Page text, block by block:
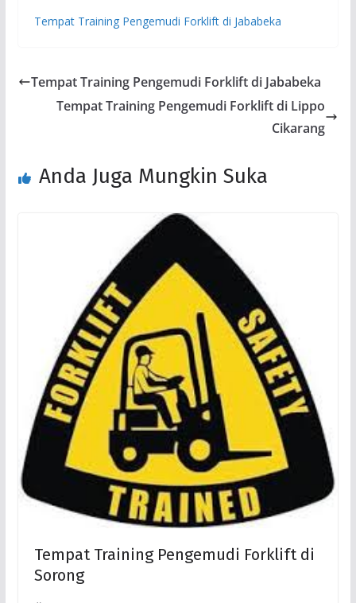
Tempat Training Pengemudi Forklift di Jababeka
Tempat Training Pengemudi Forklift di Jababeka
Tempat Training Pengemudi Forklift di Lippo
Cikarang
Anda Juga Mungkin Suka
Tempat Training Pengemudi Forklift di
Sorong